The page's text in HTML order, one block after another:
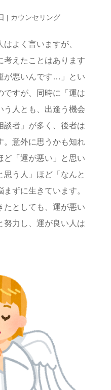
| カウンセリング
よく言いますが、
考えたことはあります
が悪いんです…」とい
ですが、同時に「運は
う人とも、出逢う機会
談者」が多く、後者は
。意外に思うかも知れ
ど「運が悪い」と思い
う人」ほど「なんと
ずに生きています。
たとしても、運が悪い
努力し、運が良い人は